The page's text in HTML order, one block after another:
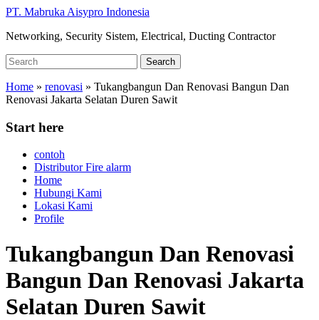
Skip
main
PT. Mabruka Aisypro Indonesia
Networking, Security Sistem, Electrical, Ducting Contractor
Search
for:
Search
Home » renovasi » Tukangbangun Dan Renovasi Bangun Dan
Renovasi Jakarta Selatan Duren Sawit
Start here
contoh
Distributor Fire alarm
Home
Hubungi Kami
Lokasi Kami
Profile
Tukangbangun Dan Renovasi
Bangun Dan Renovasi Jakarta
Selatan Duren Sawit